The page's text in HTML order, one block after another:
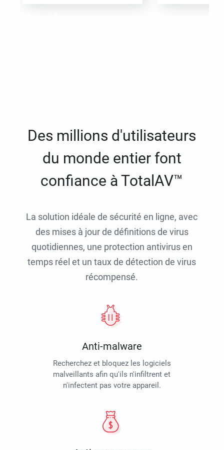
Des millions d'utilisateurs
du monde entier font
confiance à TotalAV™
La solution idéale de sécurité en ligne, avec
des mises à jour de définitions de virus
quotidiennes, une protection antivirus en
temps réel et un taux de détection de virus
récompensé.
Anti-malware
Recherchez et bloquez les logiciels
malveillants afin qu'ils n'infiltrent et
n'infectent pas votre appareil.